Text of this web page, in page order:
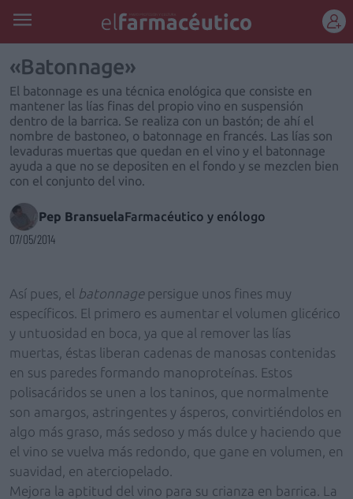
«Batonnage»
El batonnage es una técnica enológica que consiste en
mantener las lías finas del propio vino en suspensión
dentro de la barrica. Se realiza con un bastón; de ahí el
nombre de bastoneo, o batonnage en francés. Las lías son
levaduras muertas que quedan en el vino y el batonnage
ayuda a que no se depositen en el fondo y se mezclen bien
con el conjunto del vino.
Pep BransuelaFarmacéutico y enólogo
07/05/2014
Así pues, el batonnagepersigue unos fines muy
específicos. El primero es aumentar el volumen glicérico
y untuosidad en boca, ya que al remover las lías
muertas, éstas liberan cadenas de manosas contenidas
en sus paredes formando manoproteínas. Estos
polisacáridos se unen a los taninos, que normalmente
son amargos, astringentes y ásperos, convirtiéndolos en
algo más graso, más sedoso y más dulce y haciendo que
el vino se vuelva más redondo, que gane en volumen, en
suavidad, en aterciopelado.
Mejora la aptitud del vino para su crianza en barrica. La